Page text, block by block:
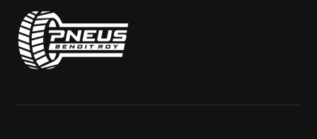
Pneus Benoit Roy